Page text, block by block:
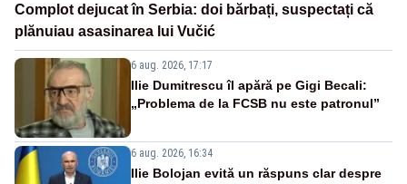
Complot dejucat în Serbia: doi bărbați, suspectați că
plănuiau asasinarea lui Vučić
6 aug. 2026, 17:17
Ilie Dumitrescu îl apără pe Gigi Becali:
„Problema de la FCSB nu este patronul”
6 aug. 2026, 16:34
Ilie Bolojan evită un răspuns clar despre